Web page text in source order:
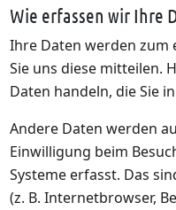
Wie erfassen wir Ihre
Ihre Daten werden zum
Sie uns diese mitteilen.
Daten handeln, die Sie
Andere Daten werden
Einwilligung beim
Systeme erfasst. Das
(z. B. Internetbrowser,